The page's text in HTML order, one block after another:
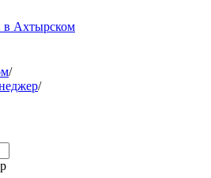
в Ахтырском
/
/